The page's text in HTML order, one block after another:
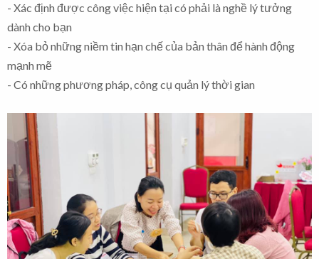
- Xác định được công việc hiện tại có phải là nghề lý tưởng
dành cho bạn
- Xóa bỏ những niềm tin hạn chế của bản thân để hành động
mạnh mẽ
- Có những phương pháp, công cụ quản lý thời gian